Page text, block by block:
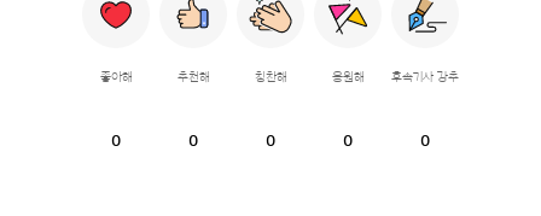
좋아해
0
추천해
0
칭찬해
0
응원해
0
후속기사 강추
0